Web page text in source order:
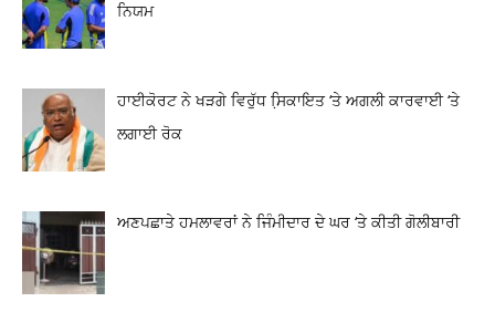
ਨਿਯਮ
ਹਾਈਕੋਰਟ ਨੇ ਖੜਗੇ ਵਿਰੁੱਧ ਸਿ਼ਕਾਇਤ ‘ਤੇ ਅਗਲੀ ਕਾਰਵਾਈ ‘ਤੇ
ਲਗਾਈ ਰੋਕ
ਅਣਪਛਾਤੇ ਹਮਲਾਵਰਾਂ ਨੇ ਜਿੰਮੀਦਾਰ ਦੇ ਘਰ ‘ਤੇ ਕੀਤੀ ਗੋਲੀਬਾਰੀ